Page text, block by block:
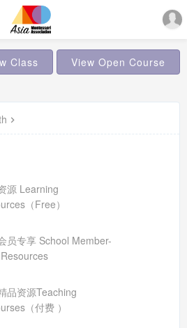
Class View Open Course
源 Learning
（Free）
员专享 School Member-
品资源Teaching
（付费 ）